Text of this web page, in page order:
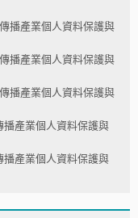
播產業個人資料保護與
播產業個人資料保護與
播產業個人資料保護與
播產業個人資料保護與
播產業個人資料保護與